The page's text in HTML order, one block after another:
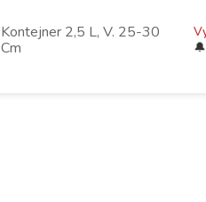
Kontejner 2,5 L, V. 25-30
Cm